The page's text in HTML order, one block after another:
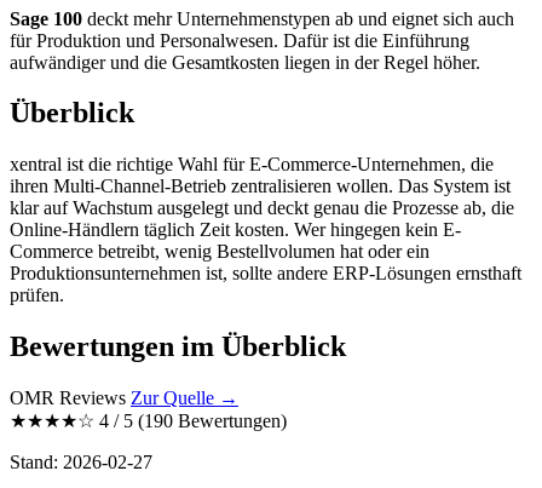
Sage 100 deckt mehr Unternehmenstypen ab und eignet sich auch
für Produktion und Personalwesen. Dafür ist die Einführung
aufwändiger und die Gesamtkosten liegen in der Regel höher.
Überblick
xentral ist die richtige Wahl für E-Commerce-Unternehmen, die
ihren Multi-Channel-Betrieb zentralisieren wollen. Das System ist
klar auf Wachstum ausgelegt und deckt genau die Prozesse ab, die
Online-Händlern täglich Zeit kosten. Wer hingegen kein E-
Commerce betreibt, wenig Bestellvolumen hat oder ein
Produktionsunternehmen ist, sollte andere ERP-Lösungen ernsthaft
prüfen.
Bewertungen im Überblick
OMR Reviews Zur Quelle →
★★★★☆ 4 / 5 (190 Bewertungen)
Stand: 2026-02-27